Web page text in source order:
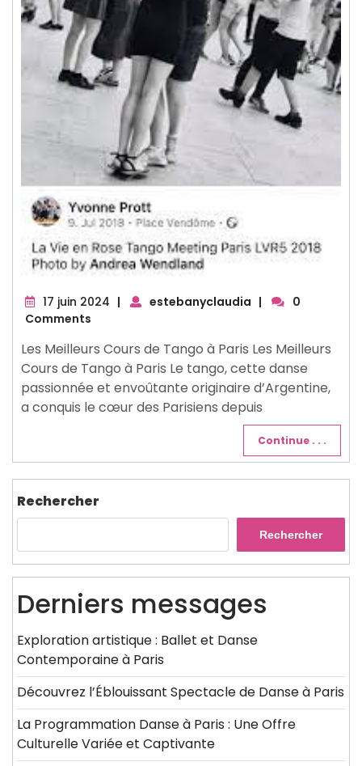
17 juin 2024 17| estebanyclaudia |
0
Comments
Les Meilleurs Cours de Tango à Paris Les Meilleurs
Cours de Tango à Paris Le tango, cette danse
passionnée et envoûtante originaire d’Argentine,
a conquis le cœur des Parisiens depuis
Continue . . .
Rechercher
Rechercher
Derniers messages
Exploration artistique : Ballet et Danse
Contemporaine à Paris
Découvrez l’Éblouissant Spectacle de Danse à Paris
La Programmation Danse à Paris : Une Offre
Culturelle Variée et Captivante